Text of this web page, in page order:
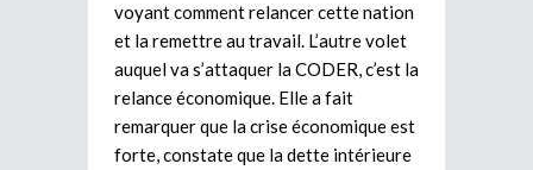
voyant comment relancer cette nation
et la remettre au travail. L’autre volet
auquel va s’attaquer la CODER, c’est la
relance économique. Elle a fait
remarquer que la crise économique est
forte, constate que la dette intérieure